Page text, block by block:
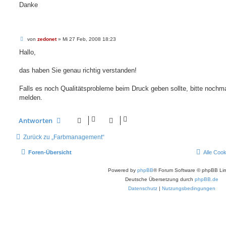
Danke
B
i
a
von zedonet» Mi 27 Feb, 2008 18:23
Hallo,
das haben Sie genau richtig verstanden!
Falls es noch Qualitätsprobleme beim Druck geben sollte, bitte
melden.
Antworten
Zurück zu „Farbmanagement“
Foren-Übersicht Alle
Powered by phpBB® Forum Software © phpBB
Deutsche Übersetzung durch phpBB.de
Datenschutz | Nutzungsbedingungen